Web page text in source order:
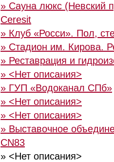
» Сауна люкс (Невский
Ceresit
» Клуб «Росси». Пол,
» Стадион им. Кирова.
» Реставрация и
» <Нет описания>
» ГУП «Водоканал СПб»
» <Нет описания>
» <Нет описания>
» Выставочное
CN83
» <Нет описания>